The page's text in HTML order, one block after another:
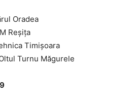
Oradea
Reşiţa
Timişoara
Turnu Măgurele